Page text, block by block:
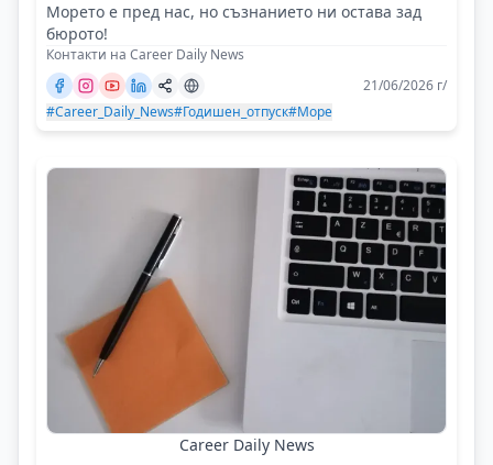
Морето е пред нас, но съзнанието ни остава зад
бюрото!
Контакти на Career Daily News
21/06/2026 г/
#Career_Daily_News#Годишен_отпуск#Море
Career Daily News